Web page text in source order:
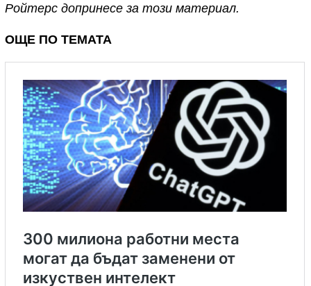
Ройтерс допринесе за този материал.
ОЩЕ ПО ТЕМАТА